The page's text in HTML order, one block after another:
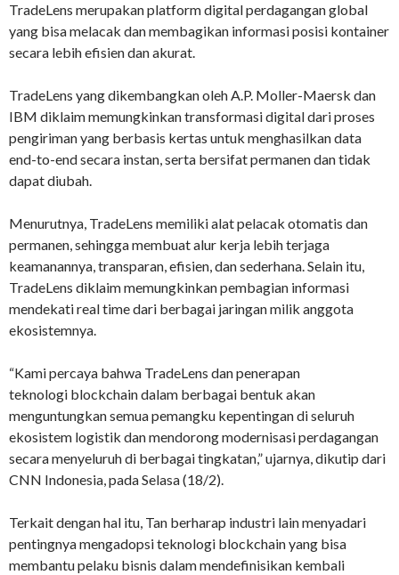
TradeLens merupakan platform digital perdagangan global
yang bisa melacak dan membagikan informasi posisi kontainer
secara lebih efisien dan akurat.
TradeLens yang dikembangkan oleh A.P. Moller-Maersk dan
IBM diklaim memungkinkan transformasi digital dari proses
pengiriman yang berbasis kertas untuk menghasilkan data
end-to-end secara instan, serta bersifat permanen dan tidak
dapat diubah.
Menurutnya, TradeLens memiliki alat pelacak otomatis dan
permanen, sehingga membuat alur kerja lebih terjaga
keamanannya, transparan, efisien, dan sederhana. Selain itu,
TradeLens diklaim memungkinkan pembagian informasi
mendekati real time dari berbagai jaringan milik anggota
ekosistemnya.
“Kami percaya bahwa TradeLens dan penerapan
teknologi blockchain dalam berbagai bentuk akan
menguntungkan semua pemangku kepentingan di seluruh
ekosistem logistik dan mendorong modernisasi perdagangan
secara menyeluruh di berbagai tingkatan,” ujarnya, dikutip dari
CNN Indonesia, pada Selasa (18/2).
Terkait dengan hal itu, Tan berharap industri lain menyadari
pentingnya mengadopsi teknologi blockchain yang bisa
membantu pelaku bisnis dalam mendefinisikan kembali